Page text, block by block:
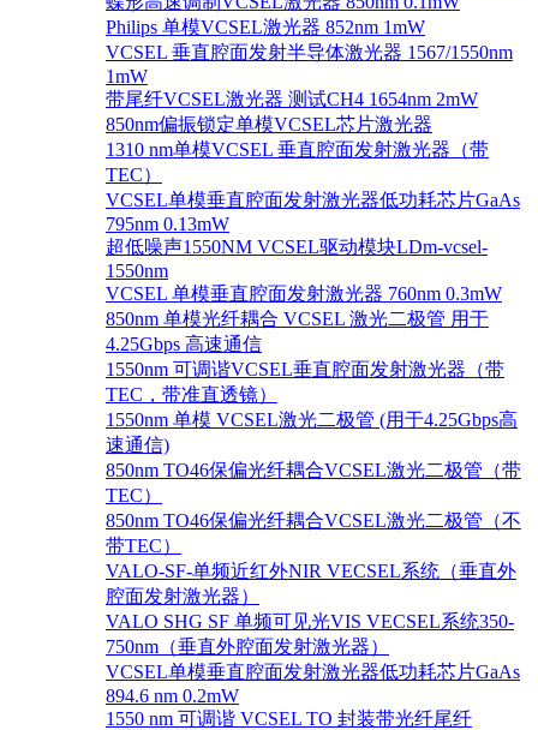
Philips 单模VCSEL激光器 852nm 1mW
VCSEL 垂直腔面发射半导体激光器 1567/1550nm
1mW
带尾纤VCSEL激光器 测试CH4 1654nm 2mW
850nm偏振锁定单模VCSEL芯片激光器
1310 nm单模VCSEL 垂直腔面发射激光器（带
TEC）
VCSEL单模垂直腔面发射激光器低功耗芯片GaAs
795nm 0.13mW
超低噪声1550NM VCSEL驱动模块LDm-vcsel-
1550nm
VCSEL 单模垂直腔面发射激光器 760nm 0.3mW
850nm 单模光纤耦合 VCSEL 激光二极管 用于
4.25Gbps 高速通信
1550nm 可调谐VCSEL垂直腔面发射激光器（带
TEC，带准直透镜）
1550nm 单模 VCSEL激光二极管 (用于4.25Gbps高
速通信)
850nm TO46保偏光纤耦合VCSEL激光二极管（带
TEC）
850nm TO46保偏光纤耦合VCSEL激光二极管（不
带TEC）
VALO-SF-单频近红外NIR VECSEL系统（垂直外
腔面发射激光器）
VALO SHG SF 单频可见光VIS VECSEL系统350-
750nm（垂直外腔面发射激光器）
VCSEL单模垂直腔面发射激光器低功耗芯片GaAs
894.6 nm 0.2mW
1550 nm 可调谐 VCSEL TO 封装带光纤尾纤